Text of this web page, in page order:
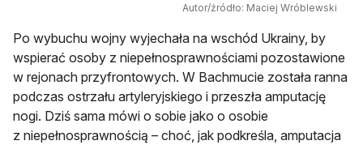
Autor/źródło: Maciej Wróblewski
Po wybuchu wojny wyjechała na wschód Ukrainy, by
wspierać osoby z niepełnosprawnościami pozostawione
w rejonach przyfrontowych. W Bachmucie została ranna
podczas ostrzału artyleryjskiego i przeszła amputację
nogi. Dziś sama mówi o sobie jako o osobie
z niepełnosprawnością – choć, jak podkreśla, amputacja